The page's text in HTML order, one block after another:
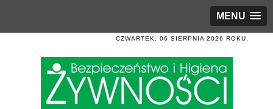
MENU
CZWARTEK, 06 SIERPNIA 2026 ROKU.